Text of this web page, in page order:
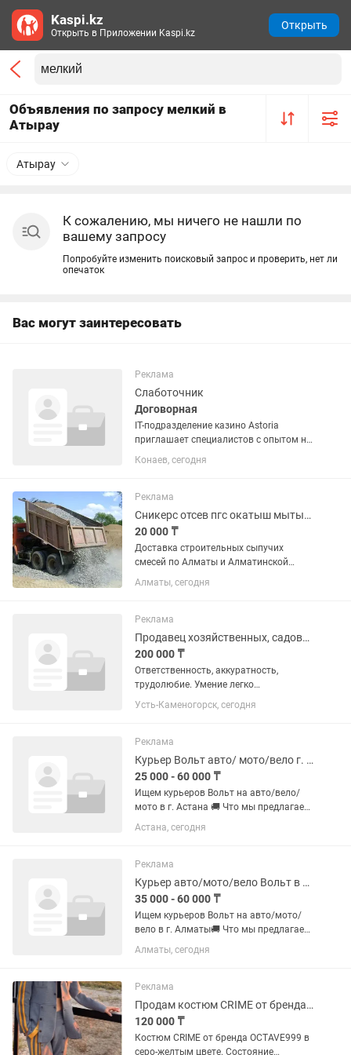
Объявления по запросу мелкий в
Атырау
Атырау
К сожалению, мы ничего не нашли по
вашему запросу
Попробуйте изменить поисковый запрос и проверить, нет ли
опечаток
Вас могут заинтересовать
Реклама
Слаботочник
Договорная
IT-подразделение казино Astoria
приглашает специалистов с опытом на
должность Слаботочник. Обязанности:
Монтаж ремонт слаботочных систем
кабеля,...
Конаев, сегодня
Реклама
Сникерс отсев пгс окатыш мытый песок бархан Балласт камень гпс отсев
20 000 ₸
Доставка строительных сыпучих
смесей по Алматы и Алматинской
области 1. Песок (обогащенный и
барханный) 2. Щебень (мелкий,
(песчано-гравийная смесь) 5. Балласт
6....
Алматы, сегодня
Реклама
Продавец хозяйственных, садовых, строительных(мелкий ремонт) материалов.
200 000 ₸
Ответственность, аккуратность,
трудолюбие. Умение легко
обучаться.Без вредных
привычек(курение) женщина.Просьба
когда. Возраст от 30 до 55.
Обращаться :
Усть-Каменогорск, сегодня
Реклама
Курьер Вольт авто/ мото/вело г. Астана
25 000 - 60 000 ₸
Ищем курьеров Вольт на авто/вело/
мото в г. Астана 🚚 Что мы предлагаем:
🔻Доставка заказов от ресторанов до
клиента, лекарства из аптек, мелкие
8 часов в среднем)...
Астана, сегодня
Реклама
Курьер авто/мото/вело Вольт в г. Алматы
35 000 - 60 000 ₸
Ищем курьеров Вольт на авто/мото/
вело в г. Алматы🚚 Что мы предлагаем:
🔻Доставка заказов от ресторанов до
клиента, мелкие посылки, лекарства с
чаевые; ⏰Выплаты БЕЗ...
Алматы, сегодня
Реклама
Продам костюм CRIME от бренда Octave999
120 000 ₸
Костюм CRIME от бренда OCTAVE999 в
серо-желтым цвете. Состояние
Kaspi.kz
Открыть в Приложении Kaspi.kz
Открыть